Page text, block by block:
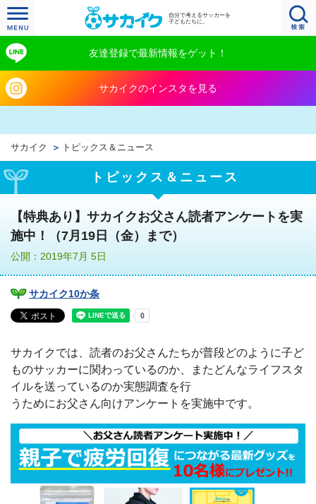
自分で考えるサッカーを
子どもたちに。
友達登録で最新情報をゲット！
サカイクのインスタを見る
サカイク トピックス＆ニュース
トピックス＆ニュース
【特典あり】サカイクお父さん読者アンケートを実
施中！（7月19日（金）まで）
公開：2019年7月 5日
サカイク10か条
サカイクでは、読者のお父さんたちが普段どのように子ど
ものサッカーに関わっているのか、またどんなライフスタ
イルを送っているのか実態調査を行
うためにお父さん向けアンケートを実施中です。